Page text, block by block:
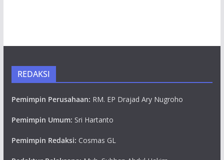
REDAKSI
Pemimpin Perusahaan: RM. EP Drajad Ary Nugroho
Pemimpin Umum: Sri Hartanto
Pemimpin Redaksi: Cosmas GL